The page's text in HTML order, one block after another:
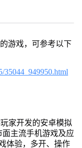
游戏，可参考以下
35044_949950.html
家开发的安卓模拟
主流手机游戏及应
体验，多开、操作